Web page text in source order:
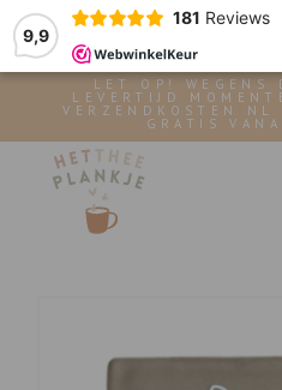
9,9
181 Reviews
LET OP! WEGENS
LEVERTIJD
VERZENDKOSTEN
GRATIS